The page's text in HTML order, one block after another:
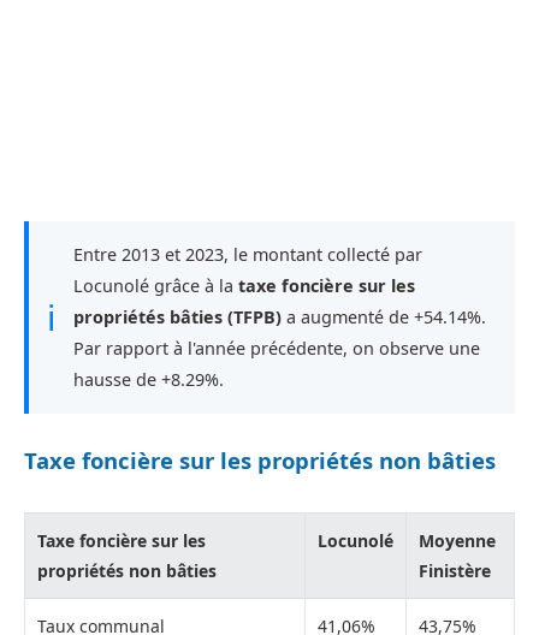
ℹ
Entre 2013 et 2023, le montant collecté par
Locunolé grâce à la taxe foncière sur les
propriétés bâties (TFPB) a augmenté de +54.14%.
Par rapport à l'année précédente, on observe une
hausse de +8.29%.
Taxe foncière sur les propriétés non bâties
Taxe foncière sur les
propriétés non bâties
Locunolé
Moyenne
Finistère
Taux communal 41,06% 43,75%